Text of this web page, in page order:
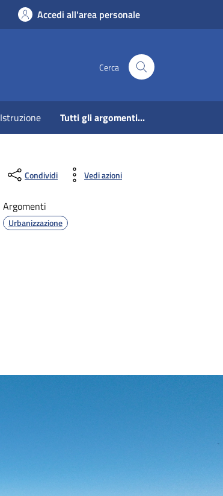
Accedi all'area personale
Cerca
Istruzione Tutti gli argomenti...
Condividi Vedi azioni
Argomenti
Urbanizzazione